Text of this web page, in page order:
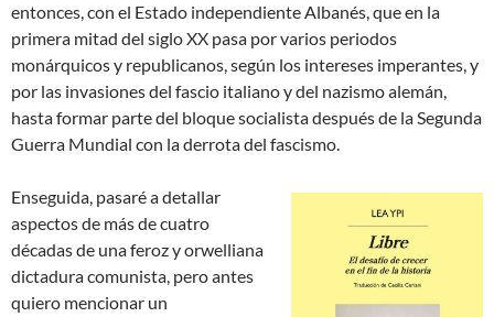
entonces, con el Estado independiente Albanés, que en la
primera mitad del siglo XX pasa por varios periodos
monárquicos y republicanos, según los intereses imperantes, y
por las invasiones del fascio italiano y del nazismo alemán,
hasta formar parte del bloque socialista después de la Segunda
Guerra Mundial con la derrota del fascismo.
Enseguida, pasaré a detallar
aspectos de más de cuatro
décadas de una feroz y orwelliana
dictadura comunista, pero antes
quiero mencionar un